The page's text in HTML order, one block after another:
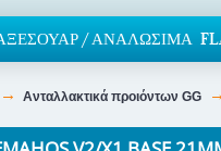
/ ΑΝΑΛΏΣΙΜΑ
Ανταλλακτικά προιόντων GG